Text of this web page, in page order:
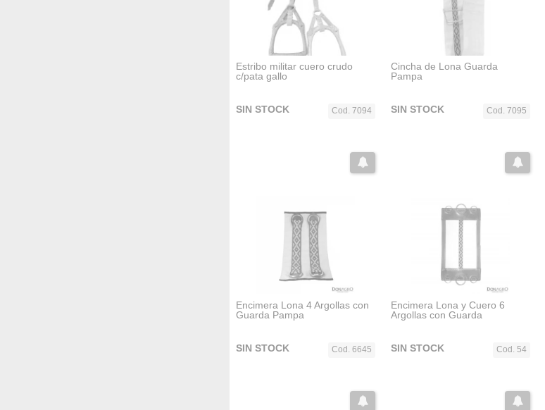
Estribo militar cuero crudo
c/pata gallo
Cod. 7094
SIN STOCK
Cincha de Lona Guarda
Pampa
Cod. 7095
SIN STOCK
Encimera Lona 4 Argollas con
Guarda Pampa
Cod. 6645
SIN STOCK
Encimera Lona y Cuero 6
Argollas con Guarda
Cod. 54
SIN STOCK